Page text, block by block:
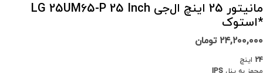
مانیتور 25 اینچ ال‌جی LG 25UM65-P 25 Inch
*استوک
۲۴,۲۰۰,۰۰۰ تومان
24 اینچ